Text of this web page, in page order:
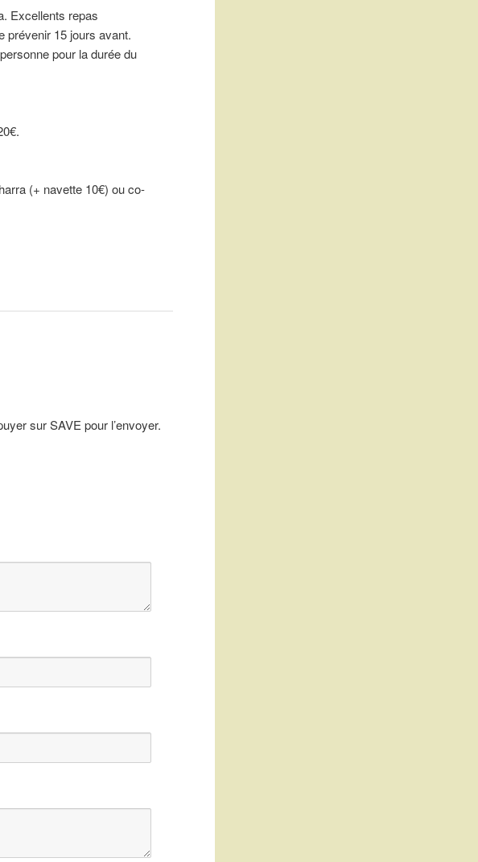
Excellents repas
prévenir 15 jours avant.
pour la durée du
(+ navette 10€) ou co-
sur SAVE pour l’envoyer.